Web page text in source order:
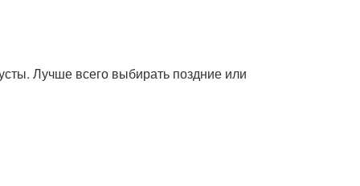
Лучше всего выбирать поздние или